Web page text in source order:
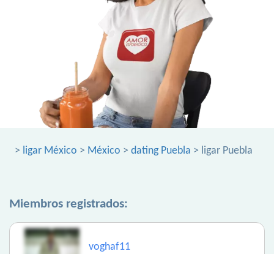
> ligar México > México > dating Puebla > ligar Puebla
Miembros registrados:
voghaf11